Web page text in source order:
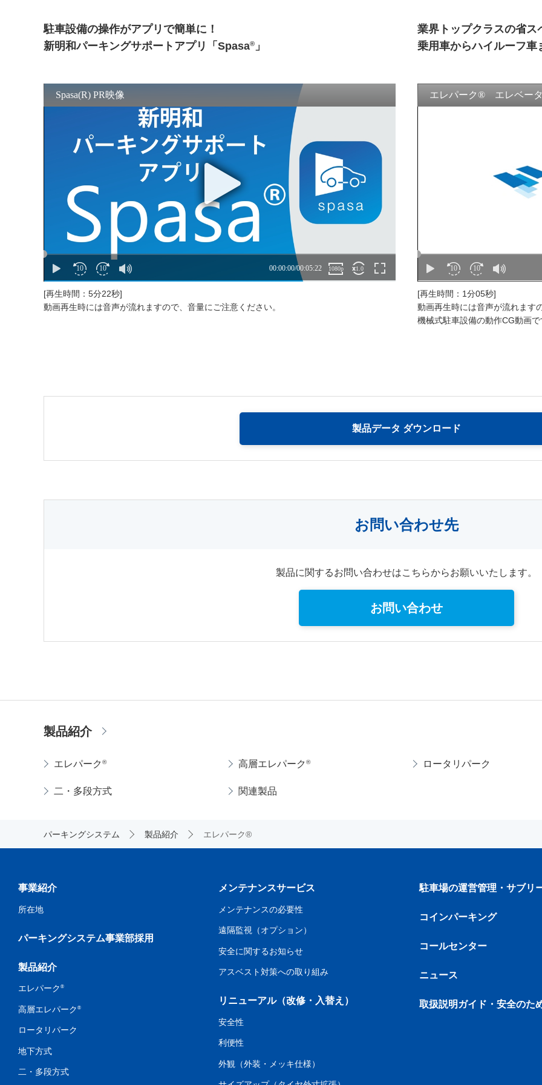
駐車設備の操作がアプリで簡単に！
新明和パーキングサポートアプリ「Spasa® 」
[再生時間：5分22秒]
動画再生時には音声が流れますので、音量にご注意ください。
業界トップクラスの省ス
乗用車からハイルーフ車
[再生時間：1分05秒]
動画再生時には音声が流れます
機械式駐車設備の動作CG動画
製品データ ダウンロード
お問い合わせ先
製品に関するお問い合わせはこちらからお願いいたします。
お問い合わせ
製品紹介
エレパーク ® 高層エレパーク ® ロータリパーク
二・多段方式 関連製品
パーキングシステム 製品紹介 エレパーク®
事業紹介
所在地
パーキングシステム事業部採用
製品紹介
エレパーク®
高層エレパーク®
ロータリパーク
地下方式
二・多段方式
メンテナンスサービス
メンテナンスの必要性
遠隔監視（オプション）
安全に関するお知らせ
アスベスト対策への取り組み
リニューアル（改修・入替え）
安全性
利便性
外観（外装・メッキ仕様）
駐車場の運営管理・サブリ
コインパーキング
コールセンター
ニュース
取扱説明ガイド・安全のた